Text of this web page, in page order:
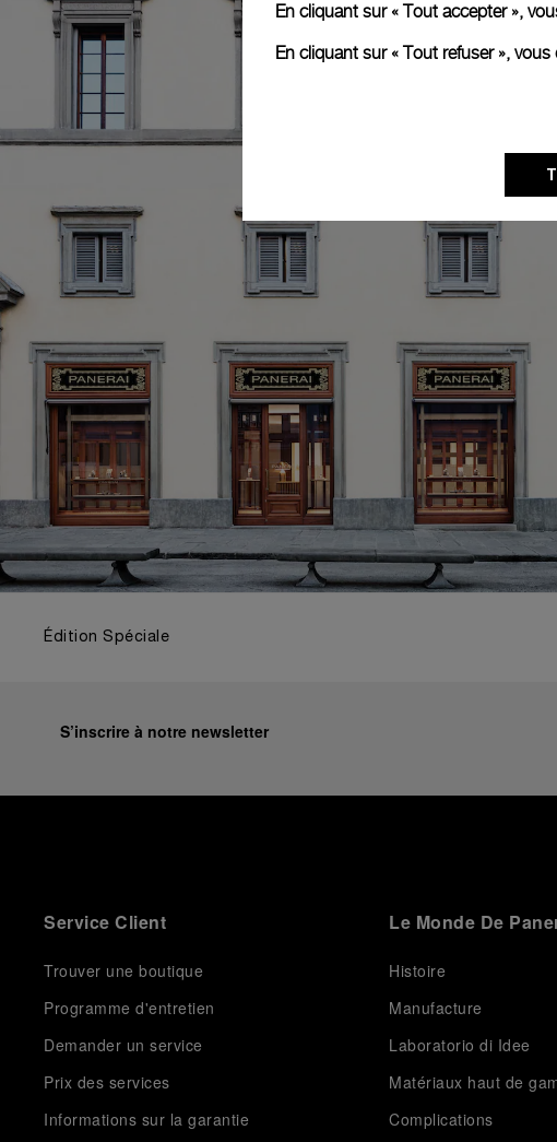
Édition Spéciale
S’inscrire à notre newsletter
Service Client
Trouver une boutique
Programme d'entretien
Demander un service
Prix des services
Informations sur la garantie
Le Monde De
Histoire
Manufacture
Laboratorio di Idee
Matériaux haut de
Complications
En cliquant sur « Tout accepter »,
En cliquant sur « Tout refuser »,